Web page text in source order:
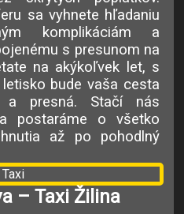
sa vyhnete hľadaniu
komplikáciám a
s presunom na
na akýkoľvek let, s
bude vaša cesta
a presná. Stačí nás
postaráme o všetko
až po pohodlný
– Taxi Žilina